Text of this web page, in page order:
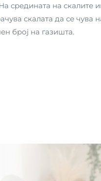
средината на
скалата да се
број на газишта.